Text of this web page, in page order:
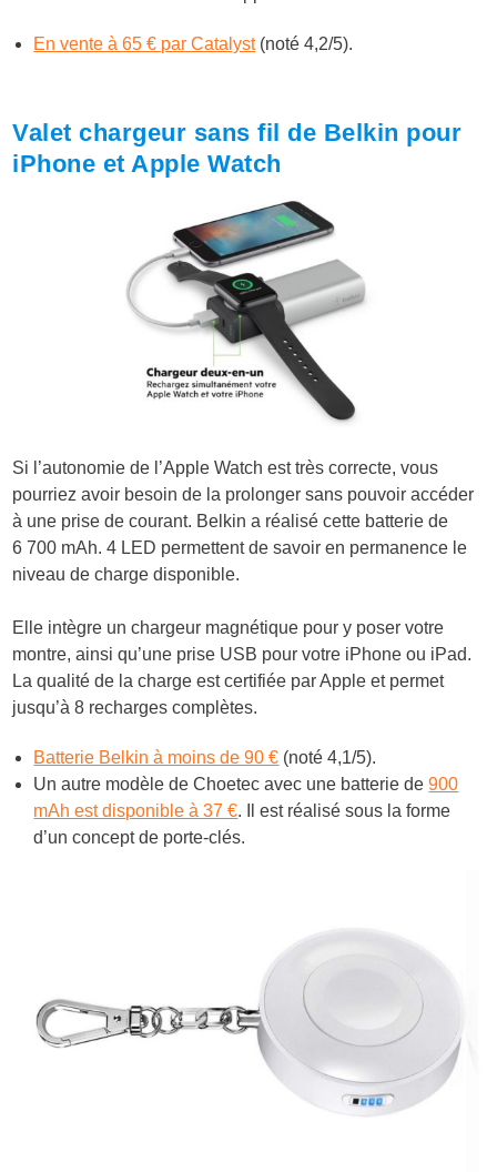
En vente à 65 € par Catalyst(noté 4,2/5).
Valet chargeur sans fil de Belkin pour
iPhone et Apple Watch
Si l’autonomie de l’Apple Watch est très correcte, vous
pourriez avoir besoin de la prolonger sans pouvoir accéder
à une prise de courant. Belkin a réalisé cette batterie de
6 700 mAh.4 LED permettent de savoir en permanence le
niveau de charge disponible.
Elle intègre un chargeur magnétique pour y poser votre
montre, ainsi qu’une prise USB pour votre iPhone ou iPad.
La qualité de la charge est certifiée par Apple et permet
jusqu’à 8 recharges complètes.
Batterie Belkin à moins de 90 € (noté 4,1/5).
Un autre modèle de Choetec avec une batterie de900
mAh est disponible à 37 €. Il est réalisé sous la forme
d’un concept de porte-clés.